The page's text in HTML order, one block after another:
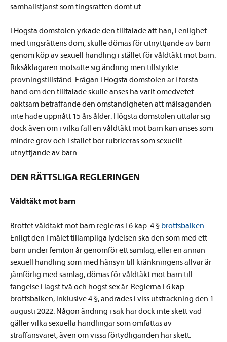
samhällstjänst som tingsrätten dömt ut.
I Högsta domstolen yrkade den tilltalade att han, i enlighet
med tingsrättens dom, skulle dömas för utnyttjande av barn
genom köp av sexuell handling i stället för våldtäkt mot barn.
Riksåklagaren motsatte sig ändring men tillstyrkte
prövningstillstånd. Frågan i Högsta domstolen är i första
hand om den tilltalade skulle anses ha varit omedvetet
oaktsam beträffande den omständigheten att målsäganden
inte hade uppnått 15 års ålder. Högsta domstolen uttalar sig
dock även om i vilka fall en våldtäkt mot barn kan anses som
mindre grov och i stället bör rubriceras som sexuellt
utnyttjande av barn.
DEN RÄTTSLIGA REGLERINGEN
Våldtäkt mot barn
Brottet våldtäkt mot barn regleras i 6 kap. 4 § brottsbalken
Enligt den i målet tillämpliga lydelsen ska den som med ett
barn under femton år genomför ett samlag, eller en annan
sexuell handling som med hänsyn till kränkningens allvar är
jämförlig med samlag, dömas för våldtäkt mot barn till
fängelse i lägst två och högst sex år. Reglerna i 6 kap.
brottsbalken, inklusive 4 §, ändrades i viss utsträckning den 1
augusti 2022. Någon ändring i sak har dock inte skett vad
gäller vilka sexuella handlingar som omfattas av
straffansvaret, även om vissa förtydliganden har skett.